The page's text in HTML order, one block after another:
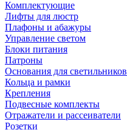
Комплектующие
Лифты для люстр
Плафоны и абажуры
Управление светом
Блоки питания
Патроны
Основания для светильников
Кольца и рамки
Крепления
Подвесные комплекты
Отражатели и рассеиватели
Розетки